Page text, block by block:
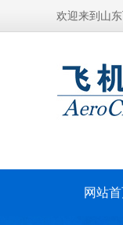
欢迎来到山
网站